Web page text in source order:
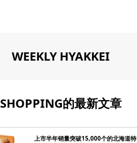
WEEKLY HYAKKEI
SHOPPING的最新文章
上市半年销量突破15,000个的北海道特